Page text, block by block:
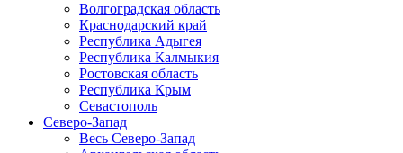
Волгоградская область
Краснодарский край
Республика Адыгея
Республика Калмыкия
Ростовская область
Республика Крым
Севастополь
Северо-Запад
Весь Северо-Запад